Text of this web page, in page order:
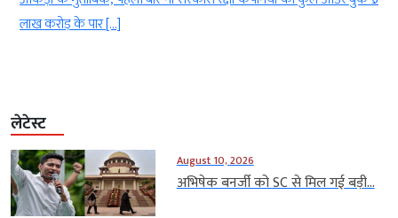
लाख करोड़ के पार […]
लेटेस्ट
August 10, 2026
अभिषेक बनर्जी को SC से मिल गई बड़ी...